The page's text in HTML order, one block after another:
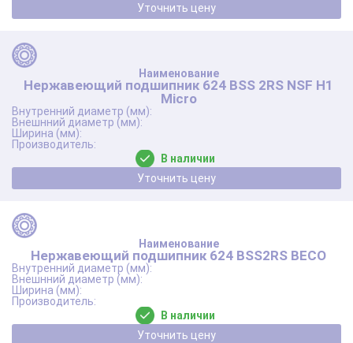
Уточнить цену
Нержавеющий подшипник 624 BSS 2RS NSF Н1
Micro
В наличии
Уточнить цену
Нержавеющий подшипник 624 BSS2RS BECO
В наличии
Уточнить цену